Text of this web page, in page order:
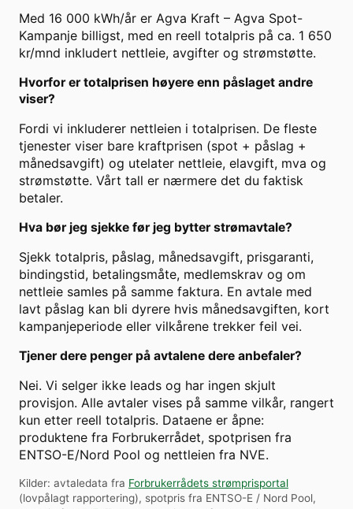
Med 16 000 kWh/år er Agva Kraft – Agva Spot-
Kampanje billigst, med en reell totalpris på ca. 1 650
kr/mnd inkludert nettleie, avgifter og strømstøtte.
Hvorfor er totalprisen høyere enn påslaget andre
viser?
Fordi vi inkluderer nettleien i totalprisen. De fleste
tjenester viser bare kraftprisen (spot + påslag +
månedsavgift) og utelater nettleie, elavgift, mva og
strømstøtte. Vårt tall er nærmere det du faktisk
betaler.
Hva bør jeg sjekke før jeg bytter strømavtale?
Sjekk totalpris, påslag, månedsavgift, prisgaranti,
bindingstid, betalingsmåte, medlemskrav og om
nettleie samles på samme faktura. En avtale med
lavt påslag kan bli dyrere hvis månedsavgiften, kort
kampanjeperiode eller vilkårene trekker feil vei.
Tjener dere penger på avtalene dere anbefaler?
Nei. Vi selger ikke leads og har ingen skjult
provisjon. Alle avtaler vises på samme vilkår, rangert
kun etter reell totalpris. Dataene er åpne:
produktene fra Forbrukerrådet, spotprisen fra
ENTSO-E/Nord Pool og nettleien fra NVE.
Kilder: avtaledata fra Forbrukerrådets strømprisportal
(lovpålagt rapportering), spotpris fra ENTSO-E / Nord Pool,